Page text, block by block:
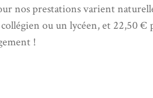
nos prestations varient
ou un lycéen, et 22,50
!